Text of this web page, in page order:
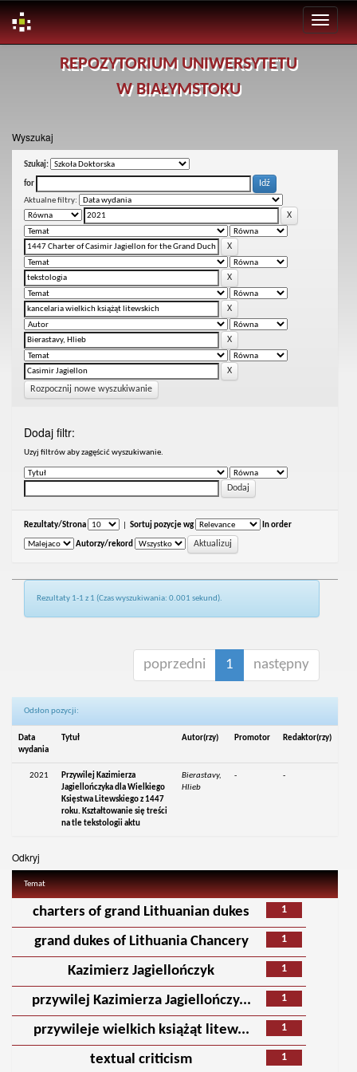
REPOZYTORIUM UNIWERSYTETU
W BIAŁYMSTOKU
Wyszukaj
Szukaj:
for
Aktualne filtry:
Rozpocznij nowe wyszukiwanie
Dodaj filtr:
Uzyj filtrów aby zagęścić wyszukiwanie.
Rezultaty/Strona Sortuj pozycje wg In order
Autorzy/rekord
Rezultaty 1-1 z 1 (Czas wyszukiwania: 0.001 sekund).
poprzedni 1 następny
Odsłon pozycji:
Data
wydania
Tytuł Autor(rzy) Promotor Redaktor(rzy)
2021
Przywilej Kazimierza
Jagiellończyka dla Wielkiego
Księstwa Litewskiego z 1447
roku. Kształtowanie się treści
na tle tekstologii aktu
Bierastavy,
Hlieb
- -
Odkryj
Temat
1
charters of grand Lithuanian dukes
1
grand dukes of Lithuania Chancery
1
Kazimierz Jagiellończyk
1
przywilej Kazimierza Jagiellończy...
1
przywileje wielkich książąt litew...
1
textual criticism